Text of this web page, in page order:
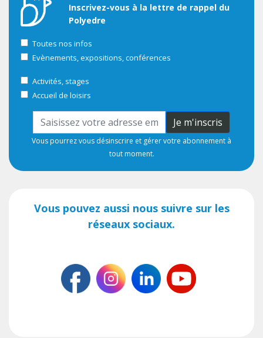
Inscrivez-vous à la lettre de rappel du
Polyedre
Toutes nos infos
Evènements, expositions, conférences
Activités, stages
Accueil de loisirs
Je m'inscris
Vous pourrez vous désinscrire et gérer votre abonnement à
tout moment.
Vous pouvez aussi nous suivre sur les
réseaux sociaux.